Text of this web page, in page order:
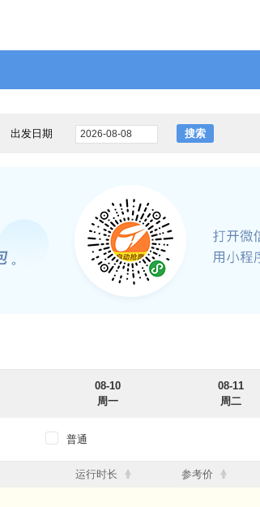
出发日期 搜索
08-10
周一
08-11
周二
普通
12点-18点 18点-24点
运行时长 参考价